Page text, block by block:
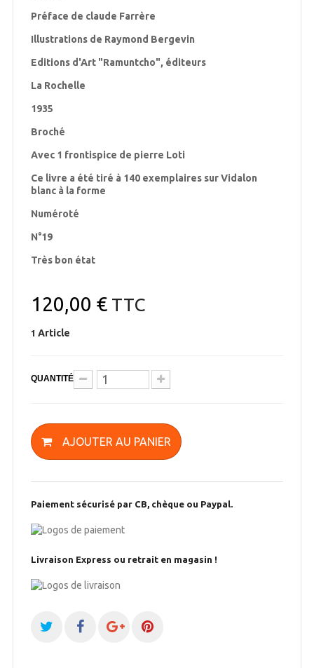
Préface de claude Farrère
Illustrations de Raymond Bergevin
Editions d'Art "Ramuntcho", éditeurs
La Rochelle
1935
Broché
Avec 1 frontispice de pierre Loti
Ce livre a été tiré à 140 exemplaires sur Vidalon
blanc à la forme
Numéroté
N°19
Très bon état
120,00 €TTC
1 Article
QUANTITÉ
AJOUTER AU PANIER
Paiement sécurisé par CB, chèque ou Paypal.
Livraison Express ou retrait en magasin !